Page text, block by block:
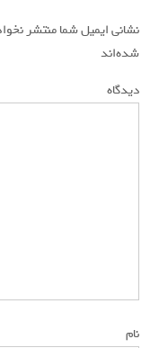
نشانی ایمیل شما منتشر
شده‌اند*
دیدگاه*
نام*